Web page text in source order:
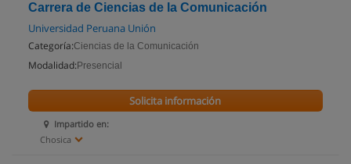
Carrera de Ciencias de la Comunicación
Universidad Peruana Unión
Categoría:Ciencias de la Comunicación
Modalidad: Presencial
Impartido en:
Chosica
Solicita información